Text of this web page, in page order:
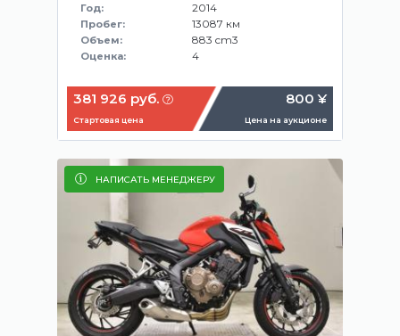
Год: 2014
Пробег: 13087 км
Объем: 883 cm3
Оценка: 4
381 926 руб.
Стартовая цена
800 ¥
Цена на аукционе
НАПИСАТЬ МЕНЕДЖЕРУ